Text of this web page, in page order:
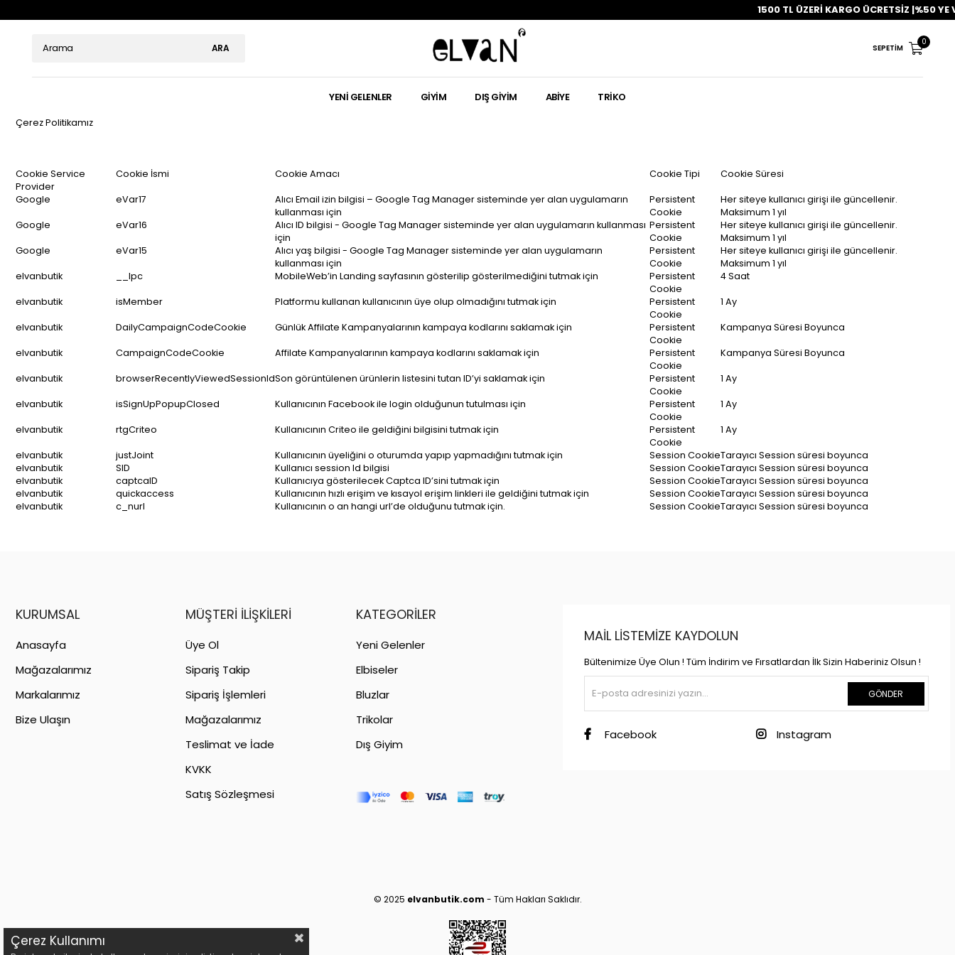
1500 TL ÜZERİ KARGO ÜCRETSİZ |%50 YE
SEPETIM
0
YENI GELENLER GIYIM DIŞ GIYIM ABIYE TRIKO
Çerez Politikamız
Cookie Service
Provider
Cookie İsmi Cookie Amacı Cookie Tipi Cookie Süresi
Google eVar17
Alıcı Email izin bilgisi – Google Tag Manager sisteminde yer alan uygulamarın
kullanması için
Persistent
Cookie
Her siteye kullanıcı girişi ile güncellenir.
Maksimum 1 yıl
Google
eVar16
Alıcı ID bilgisi - Google Tag Manager sisteminde yer alan uygulamarın kullanması
için
Persistent
Cookie
Her siteye kullanıcı girişi ile güncellenir.
Maksimum 1 yıl
Google
eVar15
Alıcı yaş bilgisi - Google Tag Manager sisteminde yer alan uygulamarın
kullanması için
Persistent
Cookie
Her siteye kullanıcı girişi ile güncellenir.
Maksimum 1 yıl
elvanbutik
__lpc MobileWeb’in Landing sayfasının gösterilip gösterilmediğini tutmak için
Persistent
Cookie
4 Saat
elvanbutik isMember Platformu kullanan kullanıcının üye olup olmadığını tutmak için
Persistent
Cookie
1 Ay
elvanbutik DailyCampaignCodeCookie Günlük Affilate Kampanyalarının kampaya kodlarını saklamak için
Persistent
Cookie
Kampanya Süresi Boyunca
elvanbutik CampaignCodeCookie Affilate Kampanyalarının kampaya kodlarını saklamak için
Persistent
Cookie
Kampanya Süresi Boyunca
elvanbutik browserRecentlyViewedSessionIdSon görüntülenen ürünlerin listesini tutan ID’yi saklamak için
Persistent
Cookie
1 Ay
elvanbutik isSignUpPopupClosed Kullanıcının Facebook ile login olduğunun tutulması için
Persistent
Cookie
1 Ay
elvanbutik rtgCriteo Kullanıcının Criteo ile geldiğini bilgisini tutmak için
Persistent
Cookie
1 Ay
elvanbutik justJoint Kullanıcının üyeliğini o oturumda yapıp yapmadığını tutmak için Session CookieTarayıcı Session süresi boyunca
elvanbutik
SID Kullanıcı session Id bilgisi Session CookieTarayıcı Session süresi boyunca
elvanbutik
captcaID Kullanıcıya gösterilecek Captca ID’sini tutmak için Session CookieTarayıcı Session süresi boyunca
elvanbutik
quickaccess Kullanıcının hızlı erişim ve kısayol erişim linkleri ile geldiğini tutmak için Session CookieTarayıcı Session süresi boyunca
elvanbutik
c_nurl Kullanıcının o an hangi url’de olduğunu tutmak için. Session CookieTarayıcı Session süresi boyunca
KURUMSAL
Anasayfa
Mağazalarımız
Markalarımız
Bize Ulaşın
MÜŞTERI İLIŞKILERI
Üye Ol
Sipariş Takip
Sipariş İşlemleri
Mağazalarımız
Teslimat ve İade
KVKK
Satış Sözleşmesi
KATEGORILER
Yeni Gelenler
Elbiseler
Bluzlar
Trikolar
Dış Giyim
MAIL LISTEMIZE KAYDOLUN
Bültenimize Üye Olun ! Tüm İndirim ve Fırsatlardan İlk Sizin Haberiniz Olsun !
GÖNDER
Facebook Instagram
© 2025 elvanbutik.com - Tüm Hakları Saklıdır.
Çerez Kullanımı